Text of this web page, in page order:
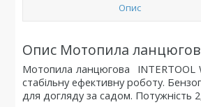
Опис
Опис Мотопила
Мотопила ланцюгова INTERTOOL
стабільну ефективну роботу.
для догляду за садом. Потужність